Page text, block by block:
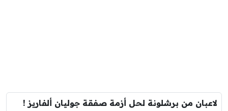
لاعبان من برشلونة لحل أزمة صفقة جوليان ألفاريز !